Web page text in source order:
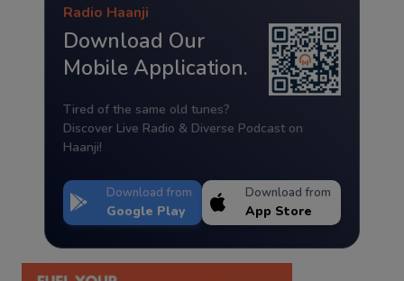
Radio Haanji
Download Our
Mobile Application.
Tired of the same old tunes?
Discover Live Radio & Diverse Podcast on
Haanji!
Download from
Google Play
Download from
App Store